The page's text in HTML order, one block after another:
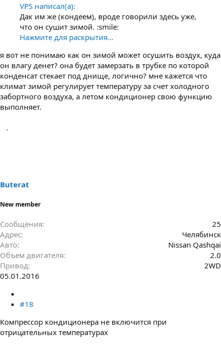
VPS написал(а):
Дак им же (кондеем), вроде говорили здесь уже,
что он сушит зимой. :smile:
Нажмите для раскрытия...
я вот не понимаю как он зимой может осушить воздух, куда
он влагу денет? она будет замерзать в трубке по которой
конденсат стекает под днище, логично? мне кажется что
климат зимой регулирует температуру за счет холодного
забортного воздуха, а летом кондиционер свою функцию
выполняет.
Buterat
New member
Сообщения
25
Адрес
Челябинск
Авто
Nissan Qashqai
Объем двигателя
2.0
Привод
2WD
05.01.2016
#18
Компрессор кондиционера не включится при
отрицательных температурах